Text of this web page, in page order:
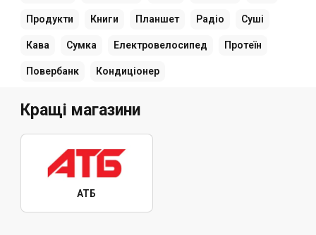
Продукти Книги Планшет Радіо Суші
Кава Сумка Електровелосипед Протеїн
Повербанк Кондиціонер
Кращі магазини
АТБ